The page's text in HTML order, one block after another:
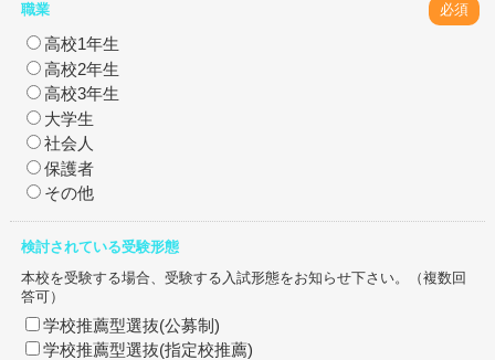
職業 必須
高校1年生
高校2年生
高校3年生
大学生
社会人
保護者
その他
検討されている受験形態
本校を受験する場合、受験する入試形態をお知らせ下さい。（複数回
答可）
学校推薦型選抜(公募制)
学校推薦型選抜(指定校推薦)